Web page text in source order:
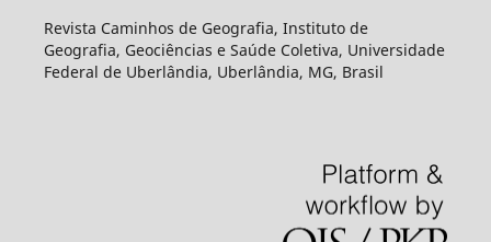
Revista Caminhos de Geografia, Instituto de
Geografia, Geociências e Saúde Coletiva, Universidade
Federal de Uberlândia, Uberlândia, MG, Brasil